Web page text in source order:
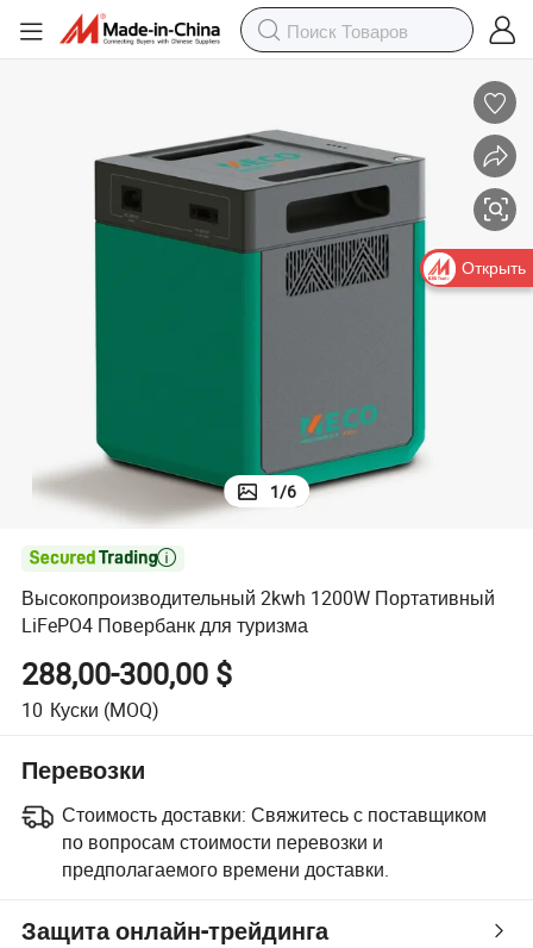
1/6

Высокопроизводительный 2kwh 1200W Портативный
LiFePO4 Повербанк для туризма
288,00-300,00 $
10 Куски (MOQ)
Перевозки
Стоимость доставки: Свяжитесь с поставщиком
по вопросам стоимости перевозки и
предполагаемого времени доставки.
Защита онлайн-трейдинга
Открыть